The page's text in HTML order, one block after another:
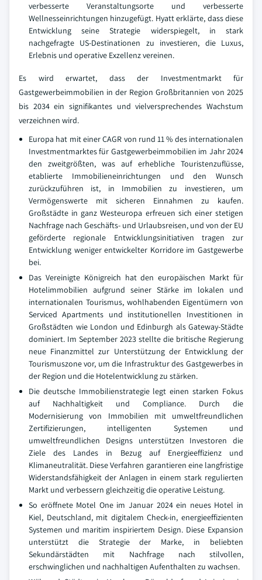
verbesserte Veranstaltungsorte und verbesserte
Wellnesseinrichtungen hinzugefügt. Hyatt erklärte, dass diese
Entwicklung seine Strategie widerspiegelt, in stark
nachgefragte US-Destinationen zu investieren, die Luxus,
Erlebnis und operative Exzellenz vereinen.
Es wird erwartet, dass der Investmentmarkt für
Gastgewerbeimmobilien in der Region Großbritannien von 2025
bis 2034 ein signifikantes und vielversprechendes Wachstum
verzeichnen wird.
Europa hat mit einer CAGR von rund 11 % des internationalen
Investmentmarktes für Gastgewerbeimmobilien im Jahr 2024
den zweitgrößten, was auf erhebliche Touristenzuflüsse,
etablierte Immobilieneinrichtungen und den Wunsch
zurückzuführen ist, in Immobilien zu investieren, um
Vermögenswerte mit sicheren Einnahmen zu kaufen.
Großstädte in ganz Westeuropa erfreuen sich einer stetigen
Nachfrage nach Geschäfts- und Urlaubsreisen, und von der EU
geförderte regionale Entwicklungsinitiativen tragen zur
Entwicklung weniger entwickelter Korridore im Gastgewerbe
bei.
Das Vereinigte Königreich hat den europäischen Markt für
Hotelimmobilien aufgrund seiner Stärke im lokalen und
internationalen Tourismus, wohlhabenden Eigentümern von
Serviced Apartments und institutionellen Investitionen in
Großstädten wie London und Edinburgh als Gateway-Städte
dominiert. Im September 2023 stellte die britische Regierung
neue Finanzmittel zur Unterstützung der Entwicklung der
Tourismuszone vor, um die Infrastruktur des Gastgewerbes in
der Region und die Hotelentwicklung zu stärken.
Die deutsche Immobilienstrategie legt einen starken Fokus
auf Nachhaltigkeit und Compliance. Durch die
Modernisierung von Immobilien mit umweltfreundlichen
Zertifizierungen, intelligenten Systemen und
umweltfreundlichen Designs unterstützen Investoren die
Ziele des Landes in Bezug auf Energieeffizienz und
Klimaneutralität. Diese Verfahren garantieren eine langfristige
Widerstandsfähigkeit der Anlagen in einem stark regulierten
Markt und verbessern gleichzeitig die operative Leistung.
So eröffnete Motel One im Januar 2024 ein neues Hotel in
Kiel, Deutschland, mit digitalem Check-in, energieeffizienten
Systemen und maritim inspiriertem Design. Diese Expansion
unterstützt die Strategie der Marke, in beliebten
Sekundärstädten mit Nachfrage nach stilvollen,
erschwinglichen und nachhaltigen Aufenthalten zu wachsen.